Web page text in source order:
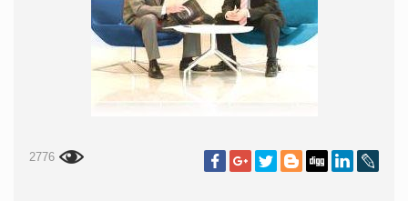
2776